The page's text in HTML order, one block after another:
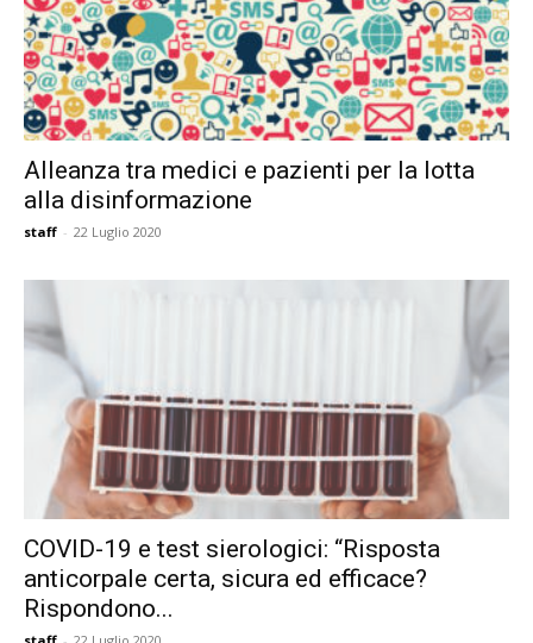
Alleanza tra medici e pazienti per la lotta
alla disinformazione
staff - 22 Luglio 2020
COVID-19 e test sierologici: “Risposta
anticorpale certa, sicura ed efficace?
Rispondono...